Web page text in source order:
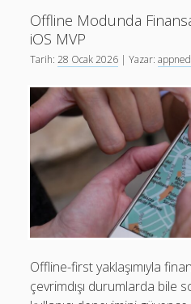
Uygulama
Fikirleri:
Yol
Haritası
Offline Modunda
iOS MVP
Tarih:28 Ocak 2026 | Yazar:
Offline-first yaklaşımıyla
çevrimdışı durumlarda bile